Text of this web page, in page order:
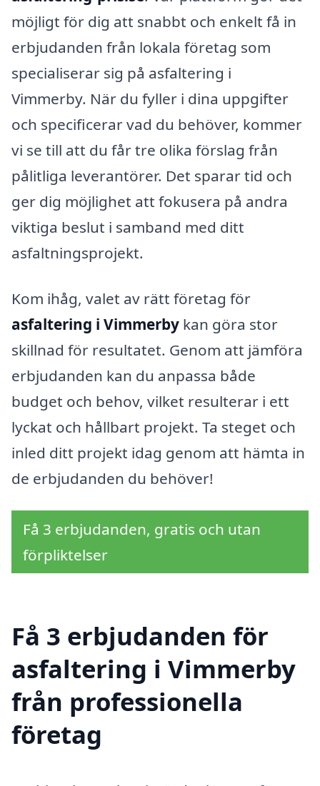
möjligt för dig att snabbt och enkelt få in
erbjudanden från lokala företag som
specialiserar sig på asfaltering i
Vimmerby. När du fyller i dina uppgifter
och specificerar vad du behöver, kommer
vi se till att du får tre olika förslag från
pålitliga leverantörer. Det sparar tid och
ger dig möjlighet att fokusera på andra
viktiga beslut i samband med ditt
asfaltningsprojekt.
Kom ihåg, valet av rätt företag för
asfaltering i Vimmerby kan göra stor
skillnad för resultatet. Genom att jämföra
erbjudanden kan du anpassa både
budget och behov, vilket resulterar i ett
lyckat och hållbart projekt. Ta steget och
inled ditt projekt idag genom att hämta in
de erbjudanden du behöver!
Få 3 erbjudanden, gratis och utan
förpliktelser
Få 3 erbjudanden för
asfaltering i Vimmerby
från professionella
företag